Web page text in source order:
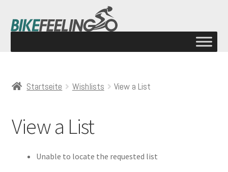
Startseite Wishlists View a List
View a List
Unable to locate the requested list